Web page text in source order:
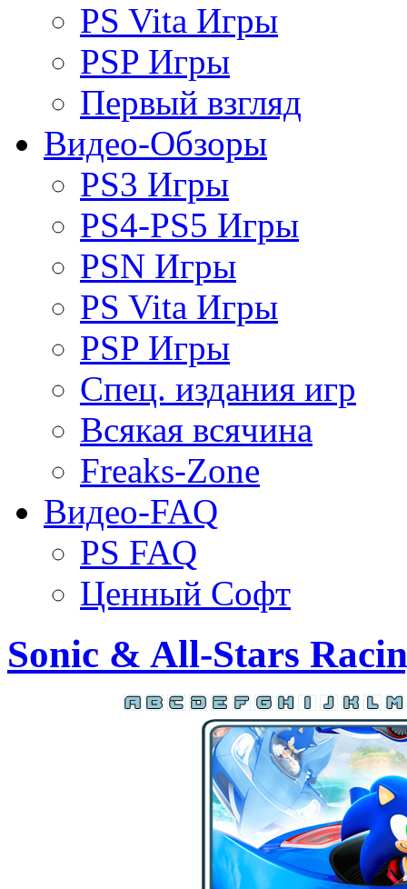
PS Vita Игры
PSP Игры
Первый взгляд
Видео-Обзоры
PS3 Игры
PS4-PS5 Игры
PSN Игры
PS Vita Игры
PSP Игры
Спец. издания игр
Всякая всячина
Freaks-Zone
Видео-FAQ
PS FAQ
Ценный Софт
Sonic & All-Stars